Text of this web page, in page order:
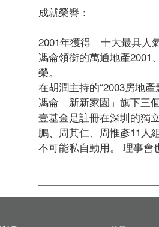
成就榮譽：
2001年獲得「十大最具人
馮侖領銜的萬通地產2001
榮。
在胡潤主持的“2003房地
馮侖「新新家園」旗下三
壹基金是註冊在深圳的獨
鵬、周其仁、周惟彥11人
不可能私自動用。 理事會